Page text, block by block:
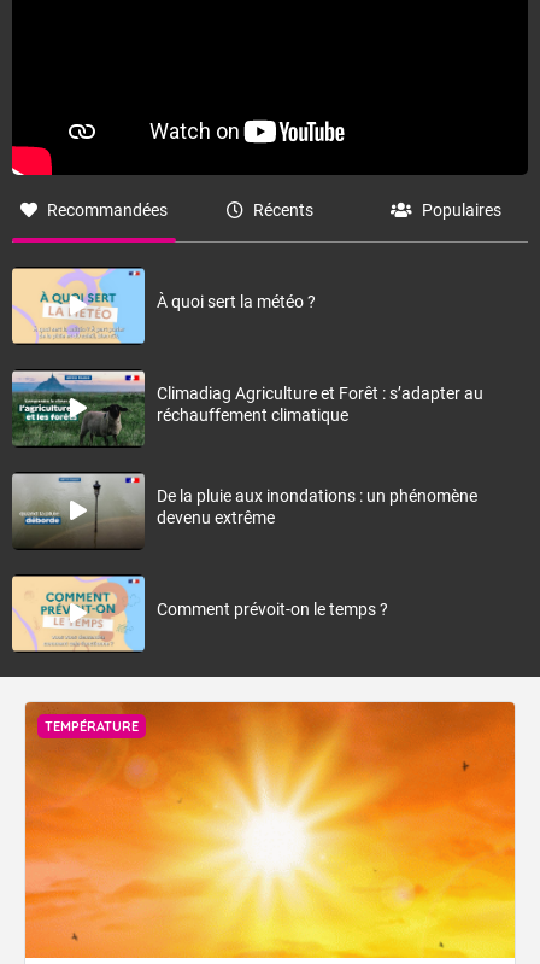
Recommandées Récents Populaires
À quoi sert la météo ?
Climadiag Agriculture et Forêt : s’adapter au
réchauffement climatique
De la pluie aux inondations : un phénomène
devenu extrême
Comment prévoit-on le temps ?
TEMPÉRATURE